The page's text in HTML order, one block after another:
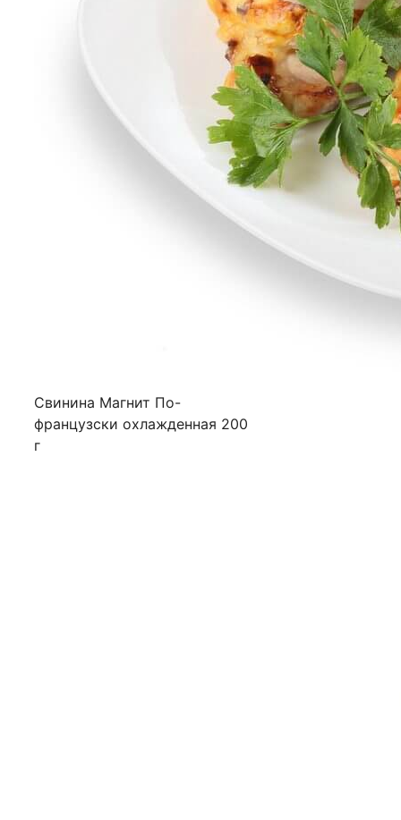
Свинина Магнит По-
французски охлажденная 200
г